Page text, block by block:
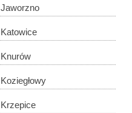
Jaworzno
Katowice
Knurów
Koziegłowy
Krzepice